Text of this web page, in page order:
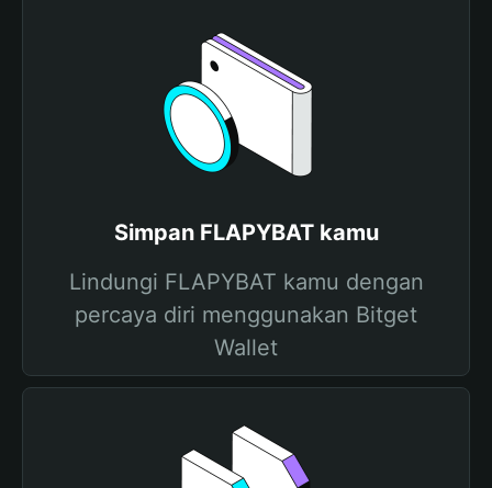
Simpan FLAPYBAT kamu
Lindungi FLAPYBAT kamu dengan
percaya diri menggunakan Bitget
Wallet